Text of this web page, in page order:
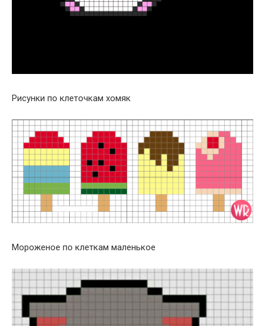
Рисунки по клеточкам хомяк
Мороженое по клеткам маленькое